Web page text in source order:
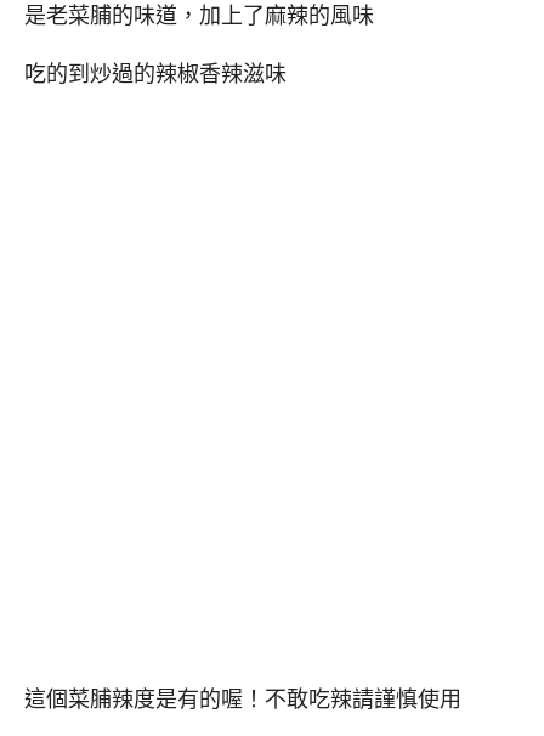
是老菜脯的味道，加上了麻辣的風味
吃的到炒過的辣椒香辣滋味
這個菜脯辣度是有的喔！不敢吃辣請謹慎使用